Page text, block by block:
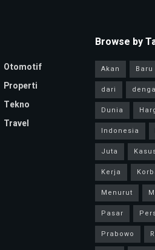
Otomotif
Properti
Tekno
Travel
Browse by
Akan Baru
dari
Dunia
Indonesia
Juta
Kerja
Menurut
Pasar
Prabowo